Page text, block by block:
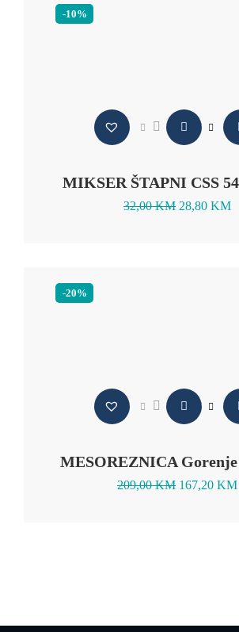
-10%
MIKSER ŠTAPNI CSS
32,00KM 28,80 KM
-20%
MESOREZNICA Gorenje
209,00KM 167,20 KM